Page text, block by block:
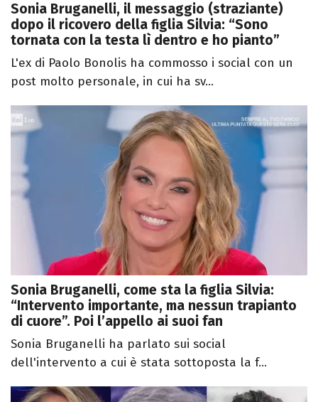
Sonia Bruganelli, il messaggio (straziante)
dopo il ricovero della figlia Silvia: “Sono
tornata con la testa lì dentro e ho pianto”
L'ex di Paolo Bonolis ha commosso i social con un
post molto personale, in cui ha sv...
Sonia Bruganelli, come sta la figlia Silvia:
“Intervento importante, ma nessun trapianto
di cuore”. Poi l’appello ai suoi fan
Sonia Bruganelli ha parlato sui social
dell'intervento a cui è stata sottoposta la f...